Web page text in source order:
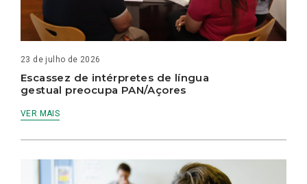
23 de julho de 2026
Escassez de intérpretes de língua
gestual preocupa PAN/Açores
VER MAIS